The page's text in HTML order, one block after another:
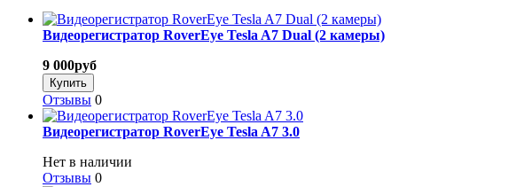
Видеорегистратор RoverEye Tesla A7 Dual (2 камеры)
9 000руб
Отзывы 0
Видеорегистратор RoverEye Tesla A7 3.0
Нет в наличии
Отзывы 0